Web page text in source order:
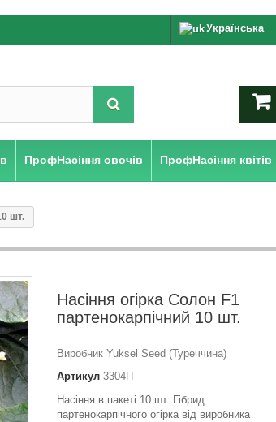
Українська
ПрофНасіння овочів ПрофНасіння квітів
шт.
Насіння огірка Солон F1
партенокарпічний 10 шт.
Виробник Yuksel Seed (Туреччина)
Артикул 3304П
Насіння в пакеті 10 шт. Гібрид
партенокарпічного огірка від виробника